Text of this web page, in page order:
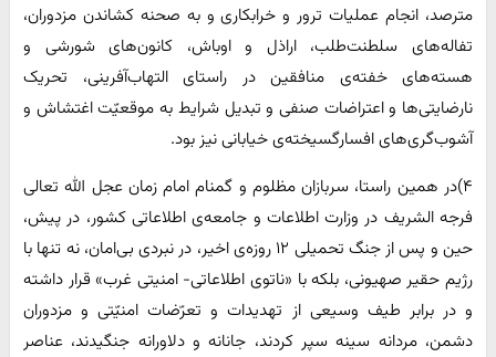
مترصد، انجام عملیات ترور و خرابکاری و به صحنه کشاندن مزدوران،
تفاله‌های سلطنت‌طلب، اراذل و اوباش، کانون‌های شورشی و
هسته‌های خفته‌ی منافقین در راستای التهاب‌آفرینی، تحریک
نارضایتی‌ها و اعتراضات صنفی و تبدیل شرایط به موقعیّت اغتشاش و
آشوب‌گری‌های افسارگسیخته‌ی خیابانی نیز بود.
۴)در همین راستا، سربازان مظلوم و گمنام امام زمان عجل الله تعالی
فرجه الشریف در وزارت اطلاعات و جامعه‌ی اطلاعاتی کشور، در پیش،
حین و پس از جنگ تحمیلی ۱۲ روزه‌ی اخیر، در نبردی بی‌امان، نه تنها با
رژیم حقیر صهیونی، بلکه با «ناتوی اطلاعاتی- امنیتی غرب» قرار داشته
و در برابر طیف وسیعی از تهدیدات و تعرّضات امنیّتی و مزدوران
دشمن، مردانه سینه سپر کردند، جانانه و دلاورانه جنگیدند، عناصر